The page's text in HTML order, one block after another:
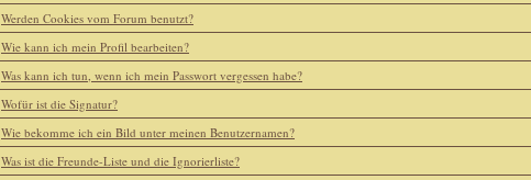
Werden Cookies vom Forum benutzt?
Wie kann ich mein Profil bearbeiten?
Was kann ich tun, wenn ich mein Passwort vergessen habe?
Wofür ist die Signatur?
Wie bekomme ich ein Bild unter meinen Benutzernamen?
Was ist die Freunde-Liste und die Ignorierliste?